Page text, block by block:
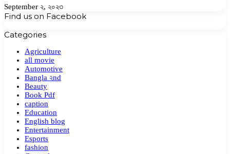
September ২, ২০২৩
Find us on Facebook
Categories
Agriculture
all movie
Automotive
Bangla ২nd
Beauty
Book Pdf
caption
Education
English blog
Entertainment
Esports
fashion